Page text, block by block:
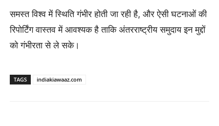
समस्त विश्व में स्थिति गंभीर होती जा रही है, और ऐसी घटनाओं की
रिपोर्टिंग वास्तव में आवश्यक है ताकि अंतरराष्ट्रीय समुदाय इन मुद्दों
को गंभीरता से ले सके।
TAGS indiakiawaaz.com